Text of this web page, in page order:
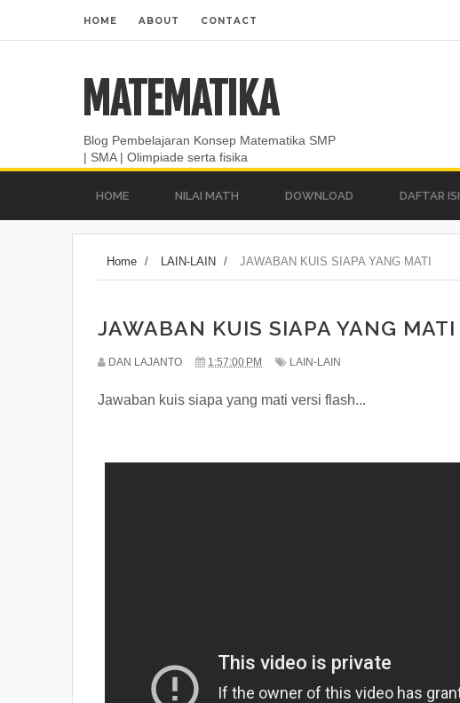
HOME ABOUT CONTACT
MATEMATIKA
Blog Pembelajaran Konsep Matematika SMP
| SMA | Olimpiade serta fisika
HOME NILAI MATH DOWNLOAD DAFTAR ISI
Home / LAIN-LAIN / JAWABAN KUIS SIAPA YANG MATI
JAWABAN KUIS SIAPA YANG MATI
DAN LAJANTO 1:57:00 PM LAIN-LAIN
Jawaban kuis siapa yang mati versi flash...